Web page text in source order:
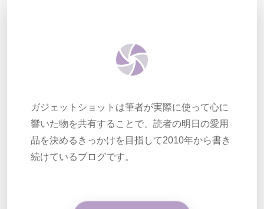
ガジェットショットは筆者が実際に使って心に
響いた物を共有することで、読者の明日の愛用
品を決めるきっかけを目指して2010年から書き
続けているブログです。